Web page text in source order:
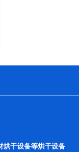
烘干设备等烘干设备